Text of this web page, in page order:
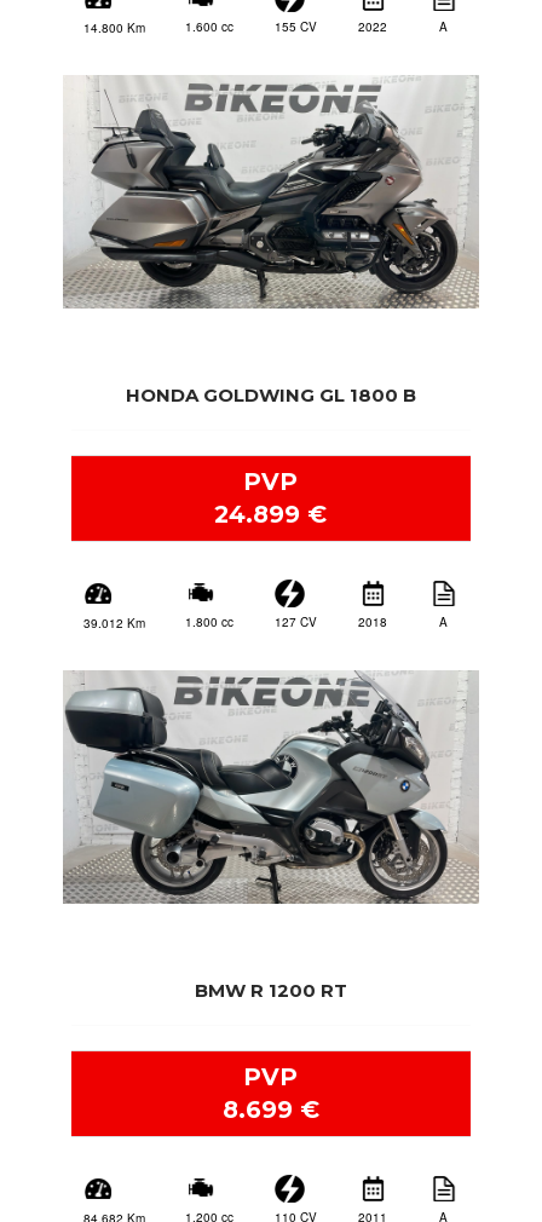
14.800 Km 1.600 cc 155 CV 2022 A
HONDA GOLDWING GL 1800 B
PVP
24.899 €
39.012 Km 1.800 cc 127 CV 2018 A
BMW R 1200 RT
PVP
8.699 €
84.682 Km 1.200 cc 110 CV 2011 A